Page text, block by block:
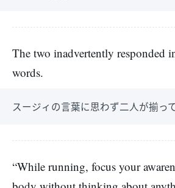
The two inadvertently responded
words.
スージィの言葉に思わず二人が揃っ
“While running, focus your